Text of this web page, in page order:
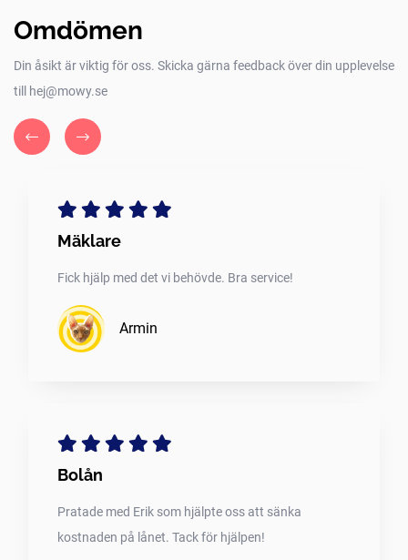
Omdömen
Din åsikt är viktig för oss. Skicka gärna feedback över din upplevelse
till hej@mowy.se
Mäklare
Fick hjälp med det vi behövde. Bra service!
Armin
Bolån
Pratade med Erik som hjälpte oss att sänka
kostnaden på lånet. Tack för hjälpen!